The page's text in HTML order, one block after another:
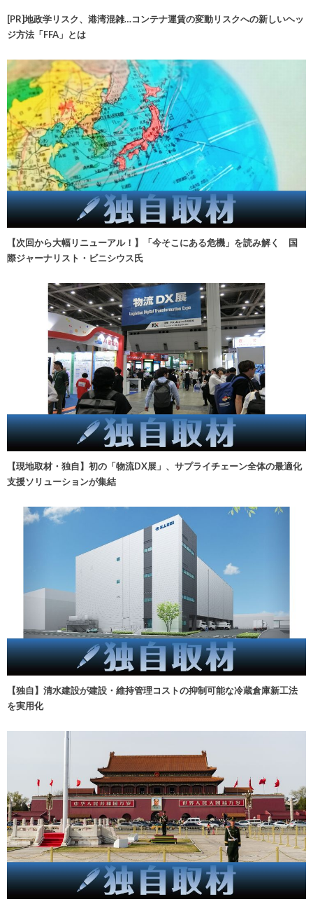
[PR]地政学リスク、港湾混雑…コンテナ運賃の変動リスクへの新しいヘッ
ジ方法「FFA」とは
【次回から大幅リニューアル！】「今そこにある危機」を読み解く 国
際ジャーナリスト・ビニシウス氏
【現地取材・独自】初の「物流DX展」、サプライチェーン全体の最適化
支援ソリューションが集結
【独自】清水建設が建設・維持管理コストの抑制可能な冷蔵倉庫新工法
を実用化